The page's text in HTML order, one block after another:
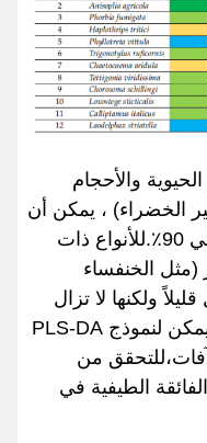
والأحجام
الخضراء) ، يمكن أن
يصل دقة تحديد النموذج إلى حوالي 90٪.للأنواع ذات
(مثل الخنفساء
ولكنها لا تزال
ضمن نطاق مقبول. بشكل عام، يمكن لنموذج PLS-DA
12 نوعًا من الآفات،للتحقق من
موثوقية بيانات FigSpec FS-13 الفائقة الطيفية في